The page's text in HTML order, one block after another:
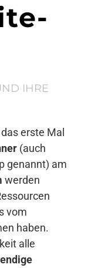
IHRE
erste Mal
(auch
genannt) am
werden
vom
haben.
alle